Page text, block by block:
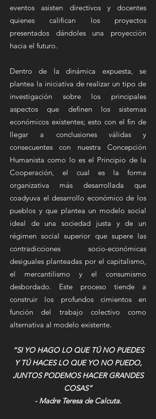
eventos asisten directivos y docentes
quienes califican los proyectos
presentados dándoles una proyección
hacia el futuro.
Dentro de la dinámica expuesta, se
plantea la iniciativa de realizar un tipo de
investigación sobre los principales
aspectos que definen los sistemas
económicos existentes; esto con el fin de
llegar a conclusiones válidas y
consecuentes con nuestra Concepción
Humanista como lo es el Principio de la
Cooperación, el cual es la forma
organizativa más desarrollada que
coadyuva el desarrollo económico de los
pueblos y que plantea un modelo social
ideal de una sociedad justa y de un
régimen social superior que supere las
contradicciones socio-económicas
desiguales planteadas por el capitalismo,
el mercantilismo y el consumismo
desbordado. Este proceso tiende a
construir los profundos cimientos en
función del trabajo colectivo como
alternativa al modelo existente.
“SI YO HAGO LO QUE TÚ NO PUEDES
Y TÚ HACES LO QUE YO NO PUEDO,
JUNTOS PODEMOS HACER GRANDES
COSAS”
- Madre Teresa de Calcuta.